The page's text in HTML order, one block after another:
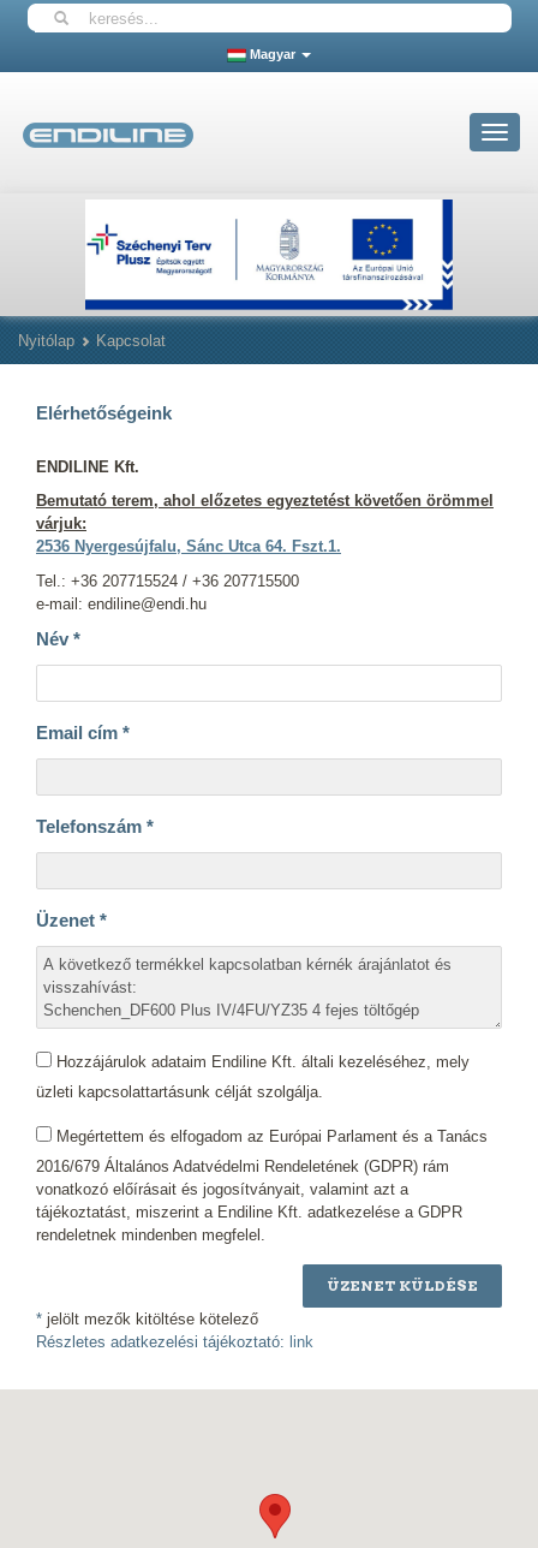
Magyar
Toggle
Nyitólap Kapcsolat
Elérhetőségeink
ENDILINE Kft.
Bemutató terem, ahol előzetes egyeztetést követően örömmel
várjuk:
2536 Nyergesújfalu, Sánc Utca 64. Fszt.1.
Tel.: +36 207715524 / +36 207715500
e-mail: endiline@endi.hu
Név *
Email cím *
Telefonszám *
Üzenet *
Hozzájárulok adataim Endiline Kft. általi kezeléséhez, mely
üzleti kapcsolattartásunk célját szolgálja.
Megértettem és elfogadom az Európai Parlament és a Tanács
2016/679 Általános Adatvédelmi Rendeletének (GDPR) rám
vonatkozó előírásait és jogosítványait, valamint azt a
tájékoztatást, miszerint a Endiline Kft. adatkezelése a GDPR
rendeletnek mindenben megfelel.
ÜZENET KÜLDÉSE
* jelölt mezők kitöltése kötelező
Részletes adatkezelési tájékoztató: link